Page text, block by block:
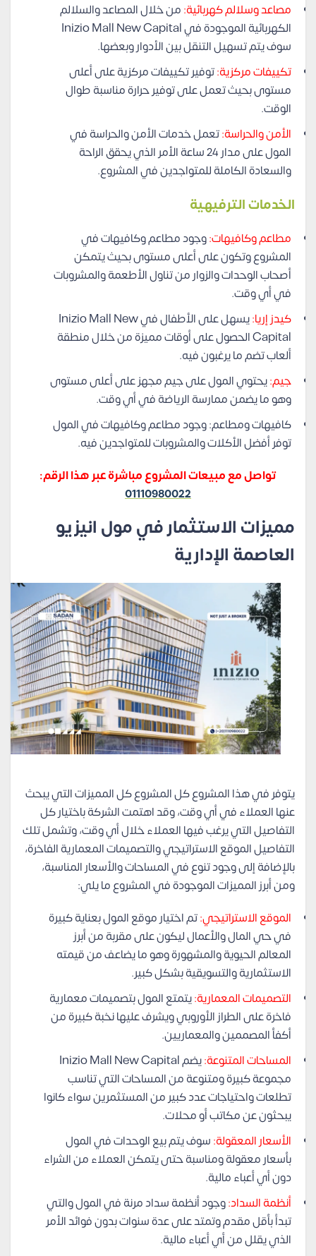
مصاعد وسلالم كهربائية:من خلال المصاعد والسلالم
الكهربائية الموجودة في Inizio Mall New Capital
سوف يتم تسهيل التنقل بين الأدوار وبعضها.
تكييفات مركزية:توفير تكييفات مركزية على أعلى
مستوى بحيث تعمل على توفير حرارة مناسبة طوال
الوقت.
الأمن والحراسة:تعمل خدمات الأمن والحراسة في
المول على مدار 24 ساعة الأمر الذي يحقق الراحة
والسعادة الكاملة للمتواجدين في المشروع.
الخدمات الترفيهية
مطاعم وكافيهات:وجود مطاعم وكافيهات في
المشروع وتكون على أعلى مستوى بحيث يتمكن
أصحاب الوحدات والزوار من تناول الأطعمة والمشروبات
في أي وقت.
كيدز إريا:
يسهل على الأطفال في Inizio Mall New
Capital الحصول على أوقات مميزة من خلال منطقة
ألعاب تضم ما يرغبون فيه.
جيم:يحتوي المول على جيم مجهز على أعلى مستوى
وهو ما يضمن ممارسة الرياضة في أي وقت.
كافيهات ومطاعم: وجود مطاعم وكافيهات في المول
توفر أفضل الأكلات والمشروبات للمتواجدين فيه.
تواصل مع مبيعات المشروع مباشرة عبر هذا الرقم:
01110980022
مميزات الاستثمار في مول انيزيو
العاصمة الإدارية
يتوفر في هذا المشروع كل المشروع كل المميزات التي يبحث
عنها العملاء في أي وقت، وقد اهتمت الشركة باختيار كل
التفاصيل التي يرغب فيها العملاء خلال أي وقت، وتشمل تلك
التفاصيل الموقع الاستراتيجي والتصميمات المعمارية الفاخرة،
بالإضافة إلى وجود تنوع في المساحات والأسعار المناسبة،
ومن أبرز المميزات الموجودة في المشروع ما يلي:
الموقع الاستراتيجي:تم اختيار موقع المول بعناية كبيرة
في حي المال والأعمال ليكون على مقربة من أبرز
المعالم الحيوية والمشهورة وهو ما يضاعف من قيمته
الاستثمارية والتسويقية بشكل كبير.
التصميمات المعمارية:يتمتع المول بتصميمات معمارية
فاخرة على الطراز الأوروبي ويشرف عليها نخبة كبيرة من
أكفأ المصممين والمعماريين.
المساحات المتنوعة:
يضم Inizio Mall New Capital
مجموعة كبيرة ومتنوعة من المساحات التي تناسب
تطلعات واحتياجات عدد كبير من المستثمرين سواء كانوا
يبحثون عن مكاتب أو محلات.
الأسعار المعقولة:سوف يتم بيع الوحدات في المول
بأسعار معقولة ومناسبة حتى يتمكن العملاء من الشراء
دون أي أعباء مالية.
أنظمة السداد:وجود أنظمة سداد مرنة في المول والتي
تبدأ بأقل مقدم وتمتد على عدة سنوات بدون فوائد الأمر
الذي يقلل من أي أعباء مالية.